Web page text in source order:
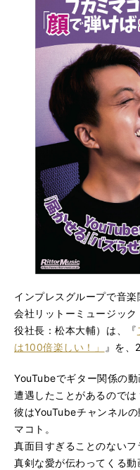
インプレスグループで音
会社リットーミュージッ
役社長：松本大輔）は、『
は100倍楽しい！」
』を、
YouTubeでギター関係の
遭遇したことがあるので
彼はYouTubeチャンネル
マコト。
真面目すぎることのない
真剣な愛が伝わってくる動